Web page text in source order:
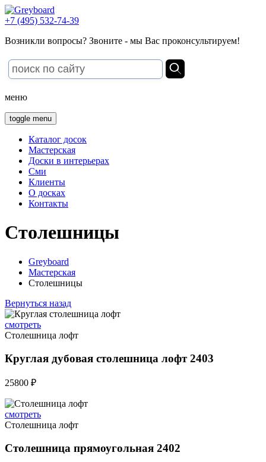
+7 (495) 532-74-39
Возникли вопросы? Звоните - мы Вас проконсультируем!
меню
toggle menu
Каталог досок
Мастерская
Доски в интерьерах
Сми
Клиенты
О досках
Контакты
Столешницы
Greyboard
Мастерская
Столешницы
Вернуться назад
смотреть
Столешница лофт
Круглая дубовая столешница лофт 2403
25800 ₽
смотреть
Столешница лофт
Столешница прямоугольная 2402